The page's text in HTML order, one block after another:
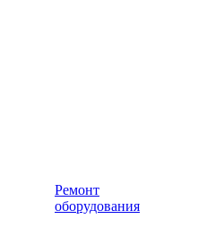
Ремонт
оборудования